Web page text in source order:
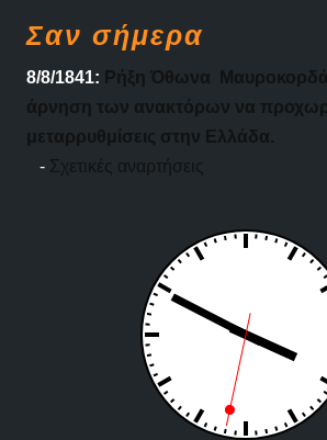
Σαν σήμερα
8/8/1841: Ρήξη Όθωνα 
άρνηση των ανακτόρων να
μεταρρυθμίσεις στην Ελλάδα.
- Σχετικές αναρτήσεις